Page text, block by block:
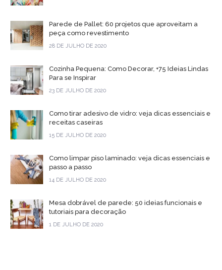
Parede de Pallet: 60 projetos que aproveitam a
peça como revestimento
28 DE JULHO DE 2020
Cozinha Pequena: Como Decorar, +75 Ideias Lindas
Para se Inspirar
23 DE JULHO DE 2020
Como tirar adesivo de vidro: veja dicas essenciais e
receitas caseiras
15 DE JULHO DE 2020
Como limpar piso laminado: veja dicas essenciais e
passo a passo
14 DE JULHO DE 2020
Mesa dobrável de parede: 50 ideias funcionais e
tutoriais para decoração
1 DE JULHO DE 2020